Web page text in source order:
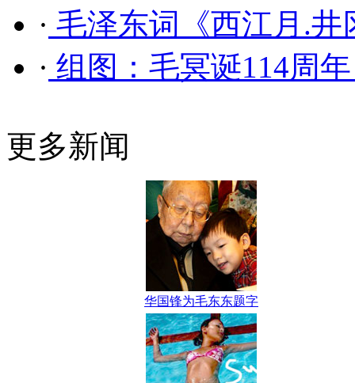
· 毛泽东词《西江月.井
· 组图：毛冥诞114周
更多新闻
华国锋为毛东东题字